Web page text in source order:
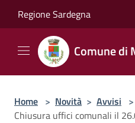
Regione Sardegna
Comune di
Home > Novità > Avvisi >
Chiusura uffici comunali il